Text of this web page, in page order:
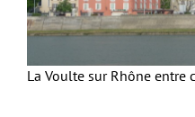
La Voulte sur Rhône entre